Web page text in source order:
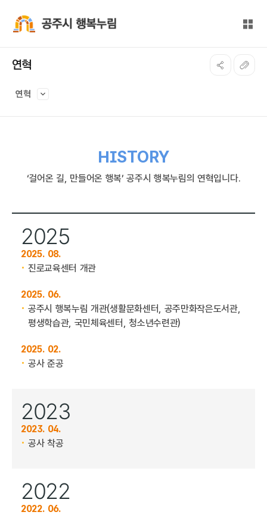
전체
연혁
연혁
HISTORY
‘걸어온 길, 만들어온 행복’ 공주시 행복누림의 연혁입니다.
2025
2025. 08.
진로교육센터 개관
2025. 06.
공주시 행복누림 개관(생활문화센터, 공주만화작은도서관,
평생학습관, 국민체육센터, 청소년수련관)
2025. 02.
공사 준공
2023
2023. 04.
공사 착공
2022
2022. 06.